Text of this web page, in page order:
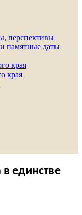
перспективы
памятные даты
края
края
единстве